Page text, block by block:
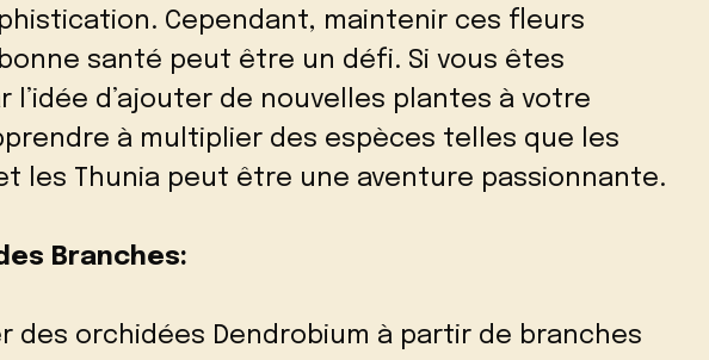
Cependant, maintenir ces fleurs
santé peut être un défi. Si vous êtes
l’idée d’ajouter de nouvelles plantes à votre
à multiplier des espèces telles que les
les Thunia peut être une aventure passionnante.
Branches:
des orchidées Dendrobium à partir de branches